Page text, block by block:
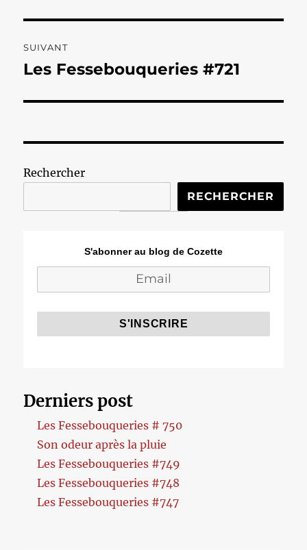
SUIVANT
Publication
Les Fessebouqueries #721
Rechercher
RECHERCHER
S'abonner au blog de Cozette
Derniers post
Les Fessebouqueries # 750
Son odeur après la pluie
Les Fessebouqueries #749
Les Fessebouqueries #748
Les Fessebouqueries #747